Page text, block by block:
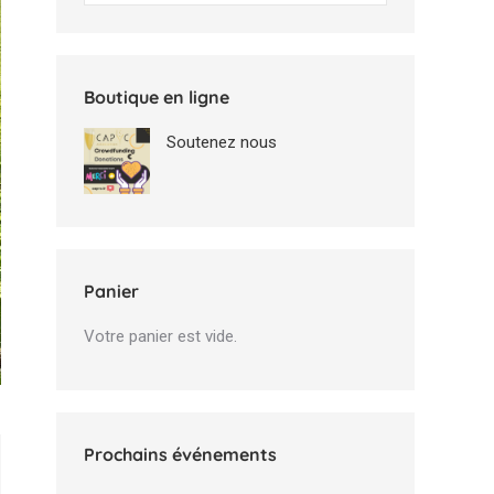
Boutique en ligne
Soutenez nous
Panier
Votre panier est vide.
Prochains événements